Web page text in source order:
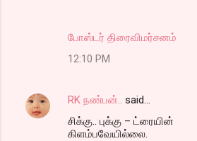
போஸ்டர் திரைவிமர்சனம்
12:10 PM
RK நண்பன்..
said…
சிக்கு.. புக்கு – ட்ரையின்
கிளம்பவேயில்லை.